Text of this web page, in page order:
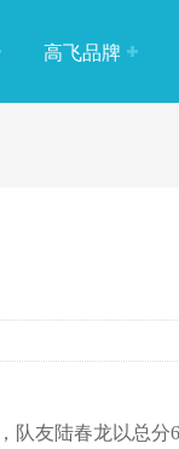
高飞品牌
队友陆春龙以总分